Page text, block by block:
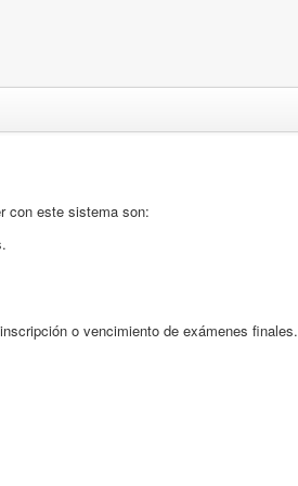
con este sistema son:
o vencimiento de exámenes finales.